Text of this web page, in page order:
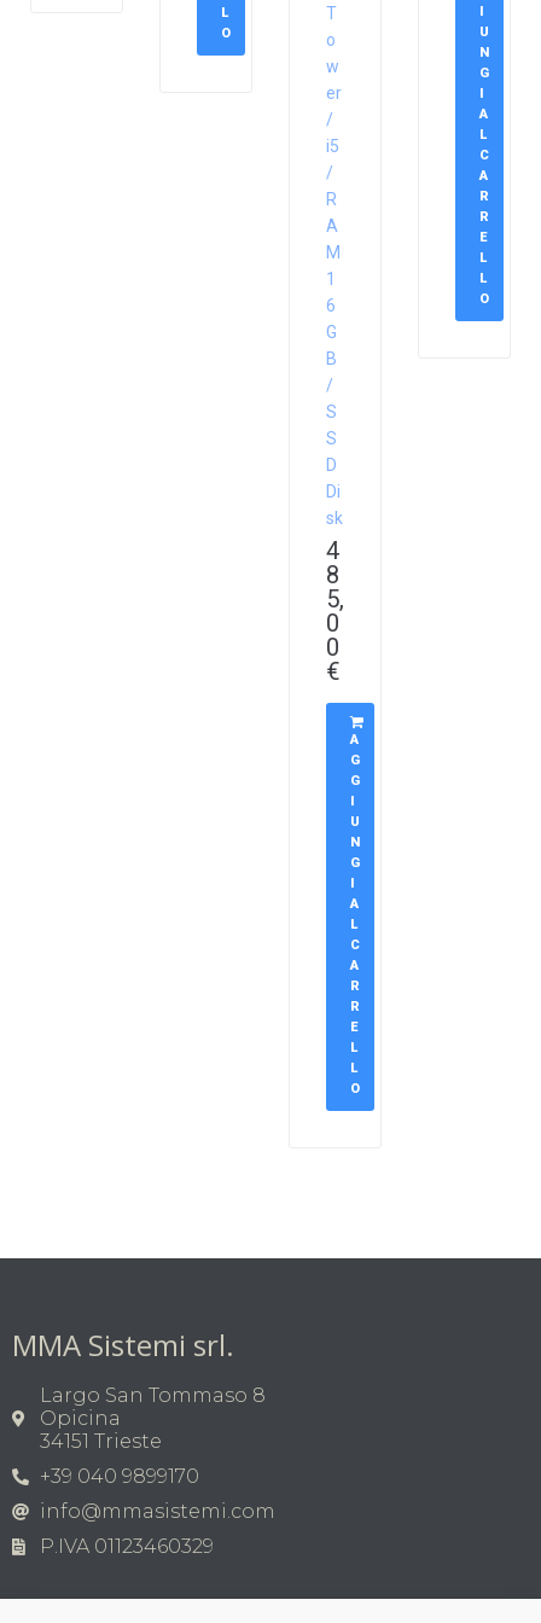
L
O
T
o
w
er
/
i5
/
R
A
M
1
6
G
B
/
S
S
D
Di
sk
4
8
5,
0
0
€
A
G
G
I
U
N
G
I
A
L
C
A
R
R
E
L
L
O
I
U
N
G
I
A
L
C
A
R
R
E
L
L
O
MMA Sistemi srl.
Largo San Tommaso 8
Opicina
34151 Trieste
+39 040 9899170
info@mmasistemi.com
P.IVA 01123460329